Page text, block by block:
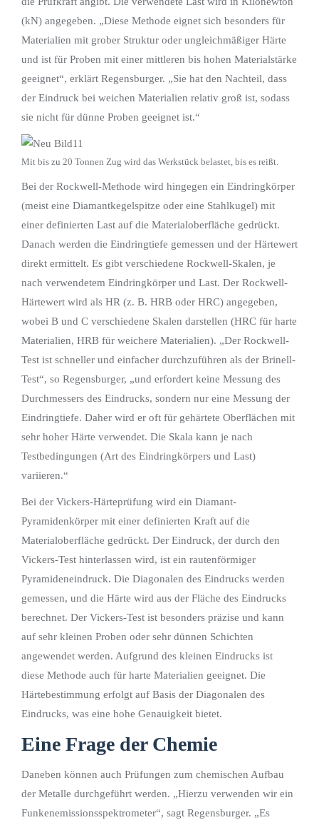
(kN) angegeben. „Diese Methode eignet sich besonders für
Materialien mit grober Struktur oder ungleichmäßiger Härte
und ist für Proben mit einer mittleren bis hohen Materialstärke
geeignet“, erklärt Regensburger. „Sie hat den Nachteil, dass
der Eindruck bei weichen Materialien relativ groß ist, sodass
sie nicht für dünne Proben geeignet ist.“
Mit bis zu 20 Tonnen Zug wird das Werkstück belastet, bis es reißt.
Bei der Rockwell-Methode wird hingegen ein Eindringkörper
(meist eine Diamantkegelspitze oder eine Stahlkugel) mit
einer definierten Last auf die Materialoberfläche gedrückt.
Danach werden die Eindringtiefe gemessen und der Härtewert
direkt ermittelt. Es gibt verschiedene Rockwell-Skalen, je
nach verwendetem Eindringkörper und Last. Der Rockwell-
Härtewert wird als HR (z. B. HRB oder HRC) angegeben,
wobei B und C verschiedene Skalen darstellen (HRC für harte
Materialien, HRB für weichere Materialien). „Der Rockwell-
Test ist schneller und einfacher durchzuführen als der Brinell-
Test“, so Regensburger, „und erfordert keine Messung des
Durchmessers des Eindrucks, sondern nur eine Messung der
Eindringtiefe. Daher wird er oft für gehärtete Oberflächen mit
sehr hoher Härte verwendet. Die Skala kann je nach
Testbedingungen (Art des Eindringkörpers und Last)
variieren.“
Bei der Vickers-Härteprüfung wird ein Diamant-
Pyramidenkörper mit einer definierten Kraft auf die
Materialoberfläche gedrückt. Der Eindruck, der durch den
Vickers-Test hinterlassen wird, ist ein rautenförmiger
Pyramideneindruck. Die Diagonalen des Eindrucks werden
gemessen, und die Härte wird aus der Fläche des Eindrucks
berechnet. Der Vickers-Test ist besonders präzise und kann
auf sehr kleinen Proben oder sehr dünnen Schichten
angewendet werden. Aufgrund des kleinen Eindrucks ist
diese Methode auch für harte Materialien geeignet. Die
Härtebestimmung erfolgt auf Basis der Diagonalen des
Eindrucks, was eine hohe Genauigkeit bietet.
Eine Frage der Chemie
Daneben können auch Prüfungen zum chemischen Aufbau
der Metalle durchgeführt werden. „Hierzu verwenden wir ein
Funkenemissionsspektrometer“, sagt Regensburger. „Es